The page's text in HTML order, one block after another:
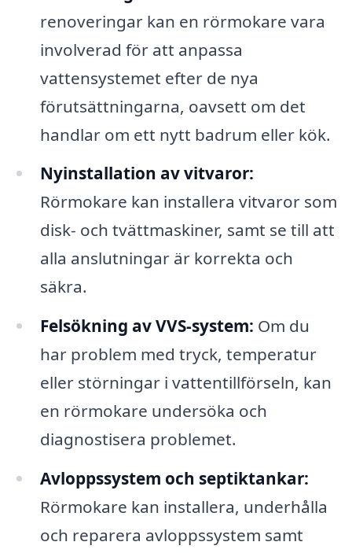
renoveringar kan en rörmokare vara
involverad för att anpassa
vattensystemet efter de nya
förutsättningarna, oavsett om det
handlar om ett nytt badrum eller kök.
Nyinstallation av vitvaror:
Rörmokare kan installera vitvaror som
disk- och tvättmaskiner, samt se till att
alla anslutningar är korrekta och
säkra.
Felsökning av VVS-system: Om du
har problem med tryck, temperatur
eller störningar i vattentillförseln, kan
en rörmokare undersöka och
diagnostisera problemet.
Avloppssystem och septiktankar:
Rörmokare kan installera, underhålla
och reparera avloppssystem samt